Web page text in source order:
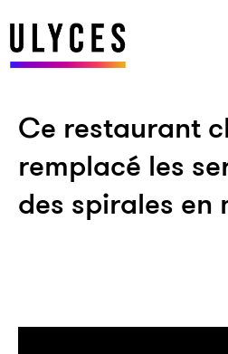
Ce restaurant
remplacé les
des spirales en